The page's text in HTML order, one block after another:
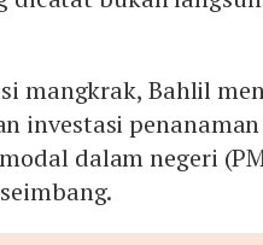
mangkrak, Bahlil
investasi
dalam negeri